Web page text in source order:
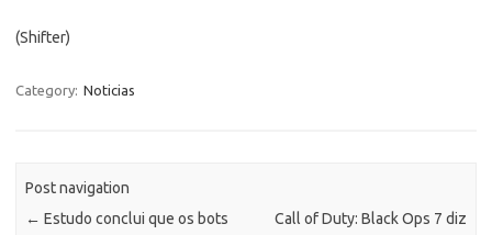
(Shifter)
Category: Noticias
Post navigation
← Estudo conclui que os bots
Call of Duty: Black Ops 7 diz